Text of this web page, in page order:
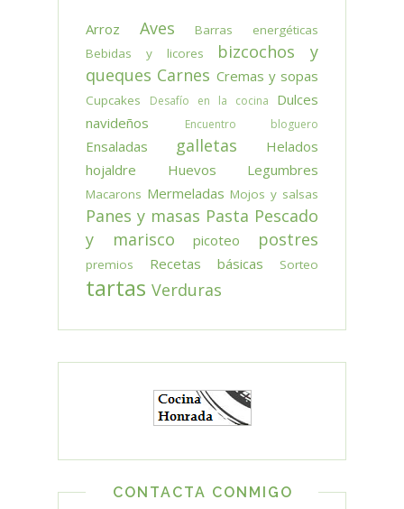
Arroz Aves
Barras energéticas
Bebidas y licores
bizcochos y
queques Carnes Cremas y sopas
Cupcakes Desafío en la cocina
Dulces
navideños
Encuentro bloguero
Ensaladas galletas
Helados
hojaldre
Huevos Legumbres
Macarons Mermeladas Mojos y salsas
Panes y masas Pasta Pescado
y marisco
picoteo postres
premios Recetas básicas Sorteo
tartas Verduras
CONTACTA CONMIGO